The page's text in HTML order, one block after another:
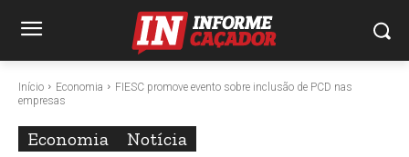
Início Economia
FIESC promove evento sobre inclusão de PCD nas
empresas
Economia Notícia